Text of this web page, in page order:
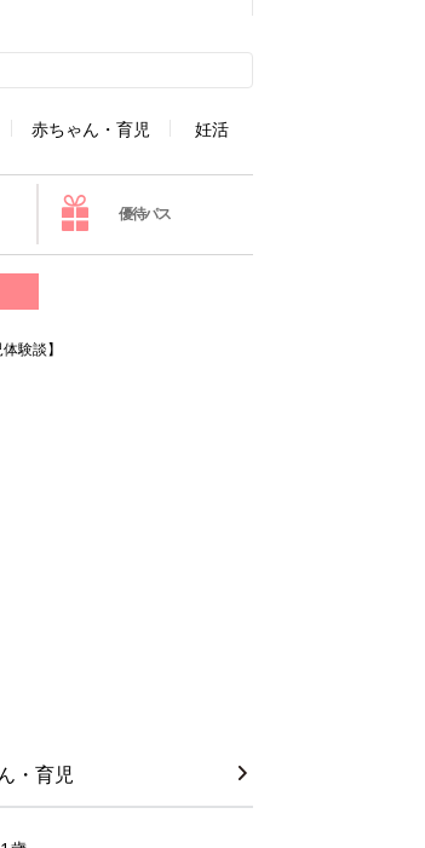
赤ちゃん・育児 妊活
優待パス
験談】
・育児